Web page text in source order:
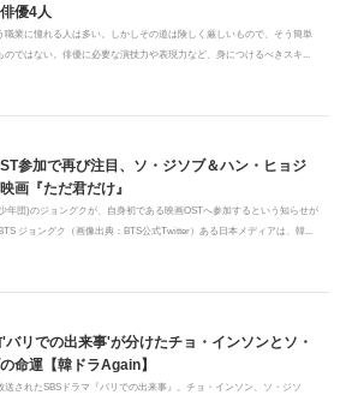
優4人
職業に憧れる人は多い。しかしその道は険しく厳しいもので、そう簡単
のではない。俳優に必要な演技力や表現力など、身につけるべきスキ...
参加で再び注目、ソ・ジソブ＆ハン・ヒョジ
画『ただ君だけ』
年団)のジョングクが、自身初である映画OSTへ参加するという知らせが
ジョングク（画像出典：BTS公式Twitter）ある日本メディアは、韓...
バリでの出来事'が分けたチョ・インソンとソ・
命運【韓ドラAgain】
送されたSBSドラマ『バリでの出来事』。チョ・インソン、ソ・ジソ